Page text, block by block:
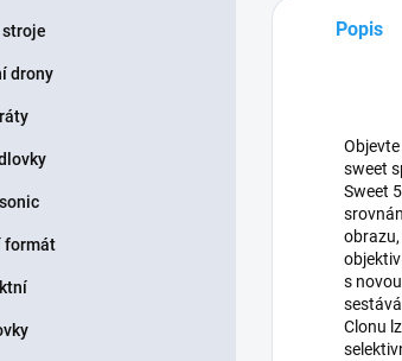
stroje
drony
formát
Popis
sweet
Sweet
s
Clonu